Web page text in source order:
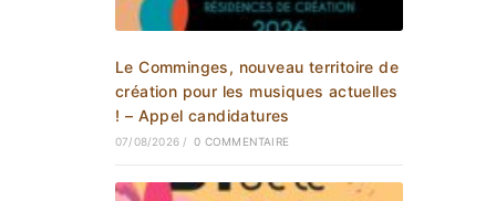
Le Comminges, nouveau territoire de
création pour les musiques actuelles
! – Appel candidatures
07/08/2026 / 0 COMMENTAIRE